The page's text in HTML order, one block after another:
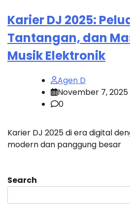
Karier DJ 2025:
Tantangan, dan
Musik Elektronik
Agen D
November 7, 2025
0
Karier DJ 2025 di era digital
modern dan panggung besar
Search